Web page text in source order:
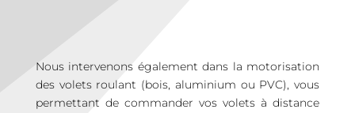
Nous intervenons également dans la motorisation
des volets roulant (bois, aluminium ou PVC), vous
permettant de commander vos volets à distance